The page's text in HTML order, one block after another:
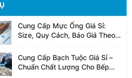
Cung Cấp Mực Ống Giá Sỉ:
Size, Quy Cách, Báo Giá Theo
Cung Cấp Bạch Tuộc Giá Sỉ –
Chuẩn Chất Lượng Cho Bếp